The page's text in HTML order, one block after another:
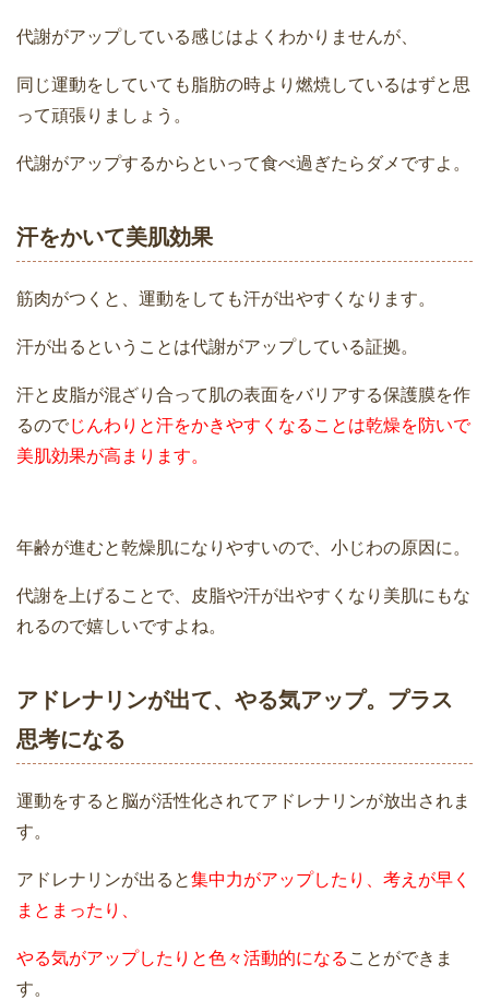
代謝がアップしている感じはよくわかりませんが、
同じ運動をしていても脂肪の時より燃焼しているはずと思
って頑張りましょう。
代謝がアップするからといって食べ過ぎたらダメですよ。
汗をかいて美肌効果
筋肉がつくと、運動をしても汗が出やすくなります。
汗が出るということは代謝がアップしている証拠。
汗と皮脂が混ざり合って肌の表面をバリアする保護膜を作
るのでじんわりと汗をかきやすくなることは乾燥を防いで
美肌効果が高まります。
年齢が進むと乾燥肌になりやすいので、小じわの原因に。
代謝を上げることで、皮脂や汗が出やすくなり美肌にもな
れるので嬉しいですよね。
アドレナリンが出て、やる気アップ。プラス
思考になる
運動をすると脳が活性化されてアドレナリンが放出されま
す。
アドレナリンが出ると集中力がアップしたり、考えが早く
まとまったり、
やる気がアップしたりと色々活動的になる ことができま
す。